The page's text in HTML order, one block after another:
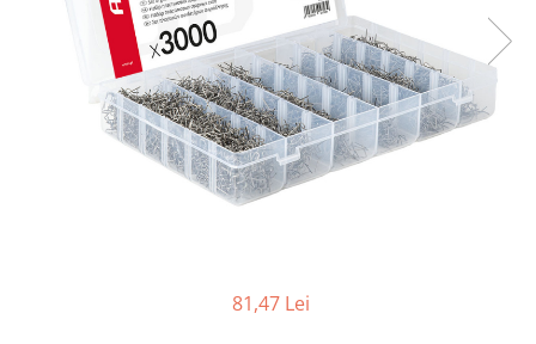
Mercedes Actros
Mercedes Actros MP2
Mercedes Actros MP3
Mercedes Actros MP4, MP5
Mercedes Actros MP6
81,47 Lei